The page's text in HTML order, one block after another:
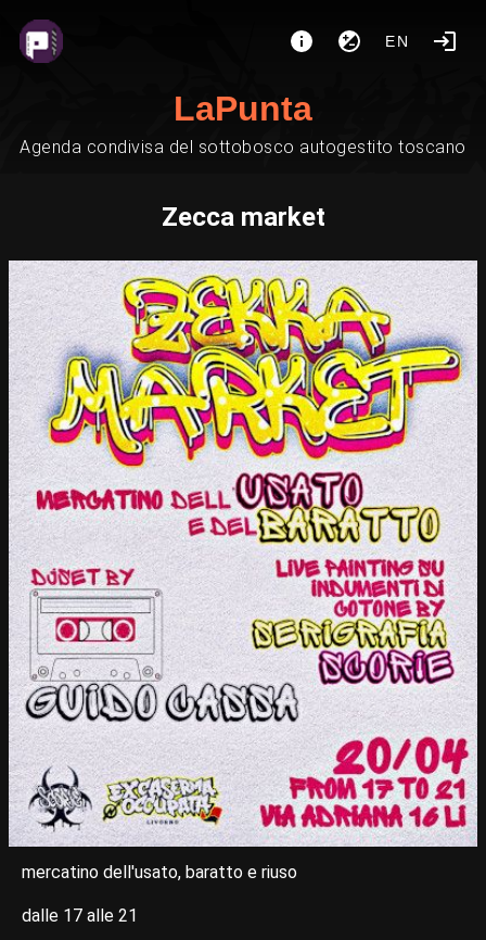
EN
LaPunta
Agenda condivisa del sottobosco autogestito toscano
Zecca market
mercatino dell'usato, baratto e riuso
dalle 17 alle 21